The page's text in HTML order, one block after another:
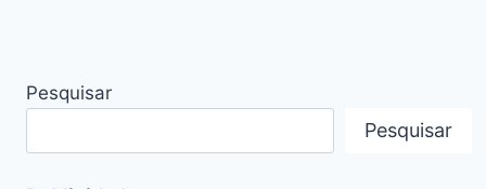
Pesquisar
Pesquisar